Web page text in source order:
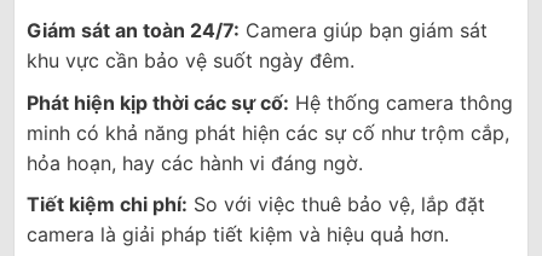
Giám sát an toàn 24/7: Camera giúp bạn giám sát
khu vực cần bảo vệ suốt ngày đêm.
Phát hiện kịp thời các sự cố: Hệ thống camera thông
minh có khả năng phát hiện các sự cố như trộm cắp,
hỏa hoạn, hay các hành vi đáng ngờ.
Tiết kiệm chi phí: So với việc thuê bảo vệ, lắp đặt
camera là giải pháp tiết kiệm và hiệu quả hơn.